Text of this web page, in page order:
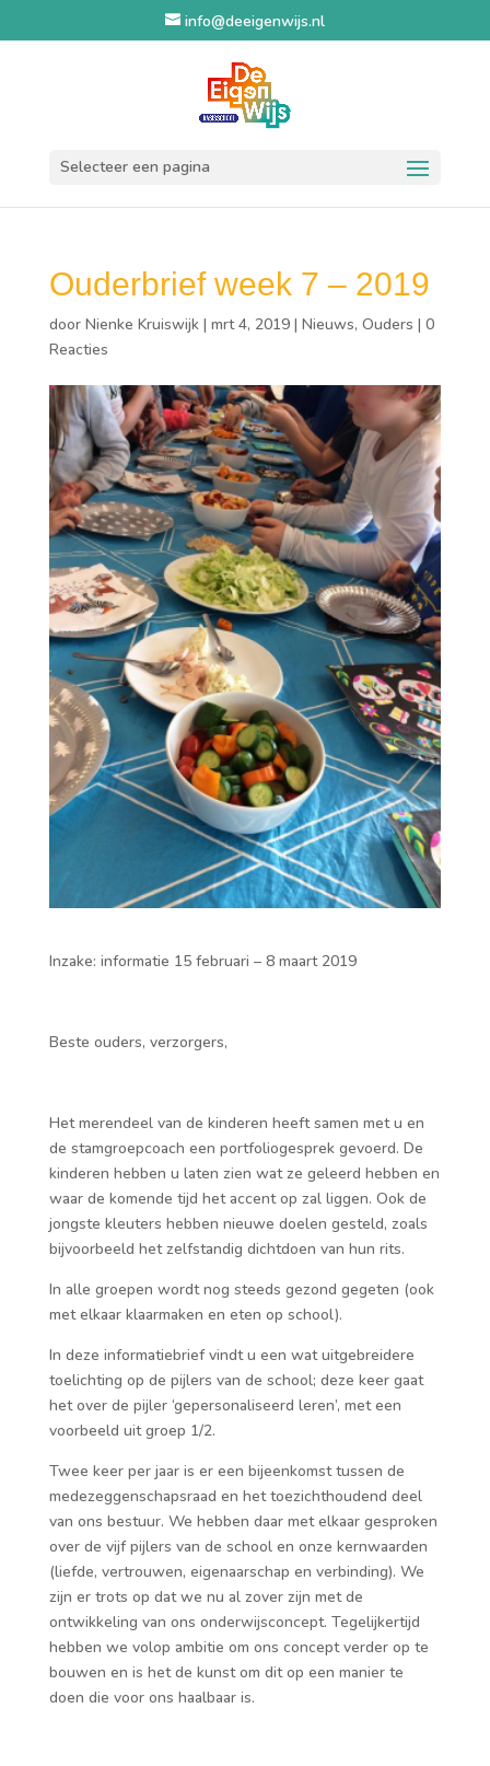
info@deeigenwijs.nl
Selecteer een pagina
Ouderbrief week 7 – 2019
door Nienke Kruiswijk| mrt 4, 2019| Nieuws, Ouders | 0
Reacties
Inzake: informatie 15 februari – 8 maart 2019
Beste ouders, verzorgers,
Het merendeel van de kinderen heeft samen met u en
de stamgroepcoach een portfoliogesprek gevoerd. De
kinderen hebben u laten zien wat ze geleerd hebben en
waar de komende tijd het accent op zal liggen. Ook de
jongste kleuters hebben nieuwe doelen gesteld, zoals
bijvoorbeeld het zelfstandig dichtdoen van hun rits.
In alle groepen wordt nog steeds gezond gegeten (ook
met elkaar klaarmaken en eten op school).
In deze informatiebrief vindt u een wat uitgebreidere
toelichting op de pijlers van de school; deze keer gaat
het over de pijler ‘gepersonaliseerd leren’, met een
voorbeeld uit groep 1/2.
Twee keer per jaar is er een bijeenkomst tussen de
medezeggenschapsraad en het toezichthoudend deel
van ons bestuur. We hebben daar met elkaar gesproken
over de vijf pijlers van de school en onze kernwaarden
(liefde, vertrouwen, eigenaarschap en verbinding). We
zijn er trots op dat we nu al zover zijn met de
ontwikkeling van ons onderwijsconcept. Tegelijkertijd
hebben we volop ambitie om ons concept verder op te
bouwen en is het de kunst om dit op een manier te
doen die voor ons haalbaar is.